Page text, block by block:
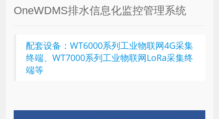
OneWDMS排水信息化监控管理系统
配套设备：WT6000系列工业物联网4G采集
终端、WT7000系列工业物联网LoRa采集终
端等